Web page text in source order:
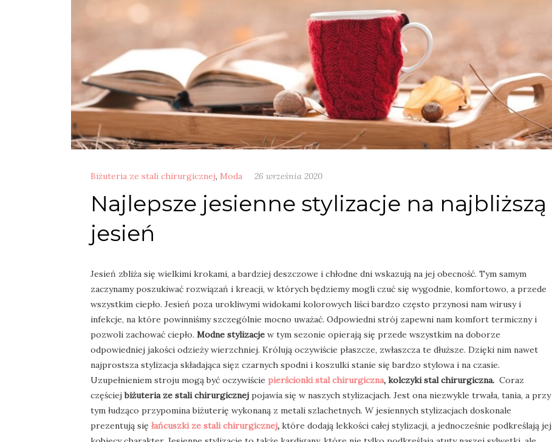
Biżuteria ze stali chirurgicznej, Moda 26 września 2020
Najlepsze jesienne stylizacje na najbliższą
jesień
Jesień zbliża się wielkimi krokami, a bardziej deszczowe i chłodne dni wskazują na jej obecność. Tym samym
zaczynamy poszukiwać rozwiązań i kreacji, w których będziemy mogli czuć się wygodnie, komfortowo, a przede
wszystkim ciepło. Jesień poza urokliwymi widokami kolorowych liści bardzo często przynosi nam wirusy i
infekcje, na które powinniśmy szczególnie mocno uważać. Odpowiedni strój zapewni nam komfort termiczny i
pozwoli zachować ciepło. Modne stylizacje w tym sezonie opierają się przede wszystkim na doborze
odpowiedniej jakości odzieży wierzchniej. Królują oczywiście płaszcze, zwłaszcza te dłuższe. Dzięki nim nawet
najprostsza stylizacja składająca sięz czarnych spodni i koszulki stanie się bardzo stylowa i na czasie.
Uzupełnieniem stroju mogą być oczywiście pierścionki stal chirurgiczna, kolczyki stal chirurgiczna. Coraz
częściejbiżuteria ze stali chirurgicznej pojawia się w naszych stylizacjach. Jest ona niezwykle trwała, tania, a przy
tym łudząco przypomina biżuterię wykonaną z metali szlachetnych. W jesiennych stylizacjach doskonale
prezentują się łańcuszki ze stali chirurgicznej, które dodają lekkości całej stylizacji, a jednocześnie podkreślają jej